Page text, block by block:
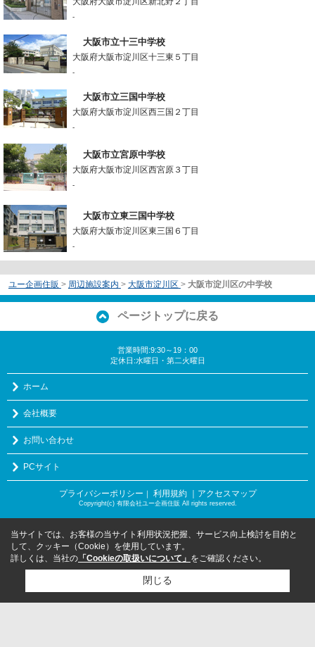
-
大阪市立十三中学校
大阪府大阪市淀川区十三東５丁目
-
大阪市立三国中学校
大阪府大阪市淀川区西三国２丁目
-
大阪市立宮原中学校
大阪府大阪市淀川区西宮原３丁目
-
大阪市立東三国中学校
大阪府大阪市淀川区東三国６丁目
-
ユー企画住販 > 周辺施設案内 > 大阪市淀川区 > 大阪市淀川区の中学校
ページトップに戻る
営業時間:9:30～19：00
定休日:水曜日・第二火曜日
ホーム
会社概要
お問い合わせ
PCサイト
プライバシーポリシー ｜ 利用規約 ｜アクセスマップ
Copyright(c) 有限会社ユー企画住販 All rights reserved.
当サイトでは、お客様の当サイト利用状況把握、サービス向上検討を目的と
して、クッキー（Cookie）を使用しています。
詳しくは、当社の 「Cookieの取扱いについて」 をご確認ください。
閉じる